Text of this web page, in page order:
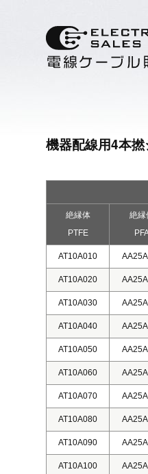
機器配線用4本
絶縁体
PTFE
絶縁
AT10A010
AT10A020
AT10A030
AT10A040
AT10A050
AT10A060
AT10A070
AT10A080
AT10A090
AT10A100